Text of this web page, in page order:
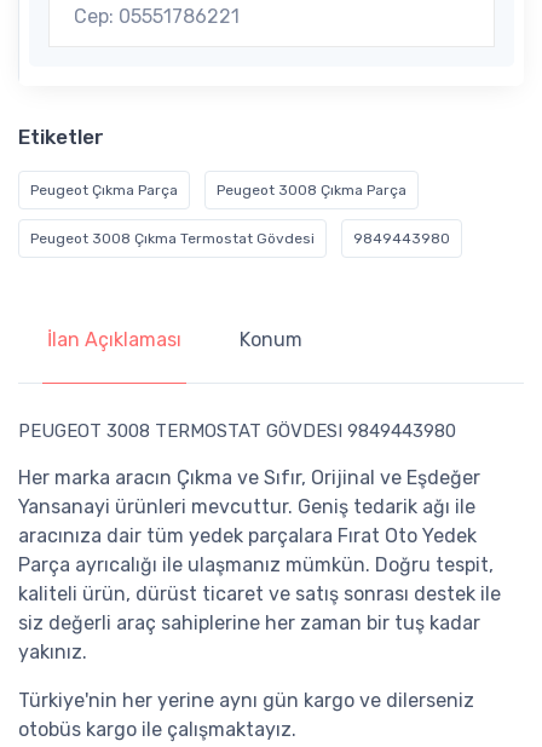
Cep: 05551786221
Etiketler
Peugeot Çıkma Parça Peugeot 3008 Çıkma Parça
Peugeot 3008 Çıkma Termostat Gövdesi 9849443980
İlan Açıklaması Konum
PEUGEOT 3008 TERMOSTAT GÖVDESI 9849443980
Her marka aracın Çıkma ve Sıfır, Orijinal ve Eşdeğer
Yansanayi ürünleri mevcuttur. Geniş tedarik ağı ile
aracınıza dair tüm yedek parçalara Fırat Oto Yedek
Parça ayrıcalığı ile ulaşmanız mümkün. Doğru tespit,
kaliteli ürün, dürüst ticaret ve satış sonrası destek ile
siz değerli araç sahiplerine her zaman bir tuş kadar
yakınız.
Türkiye'nin her yerine aynı gün kargo ve dilerseniz
otobüs kargo ile çalışmaktayız.